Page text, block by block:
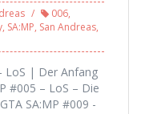
006,
, SA:MP, San Andreas,
LoS | Der Anfang
#005 – LoS – Die
SA:MP #009 -